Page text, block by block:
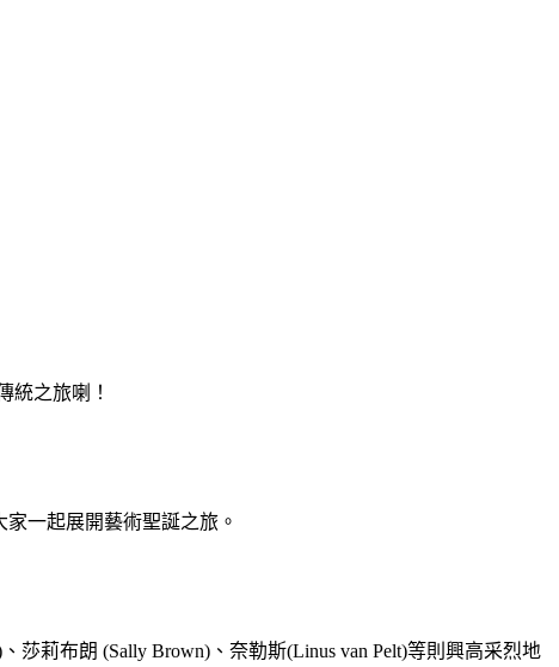
統之旅喇！
一起展開藝術聖誕之旅。
莎莉布朗 (Sally Brown)、奈勒斯(Linus van Pelt)等則興高采烈地